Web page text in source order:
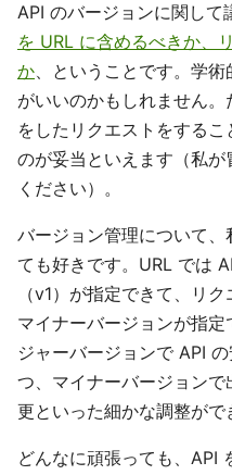
API のバージョンに関して
を URL に含めるべきか、
か、ということです。学
がいいのかもしれません
をしたリクエストをする
のが妥当といえます（私
ください）。
バージョン管理について、
ても好きです。URL では
（v1）が指定できて、リ
マイナーバージョンが指
ジャーバージョンで API
つ、マイナーバージョン
更といった細かな調整がで
どんなに頑張っても、API